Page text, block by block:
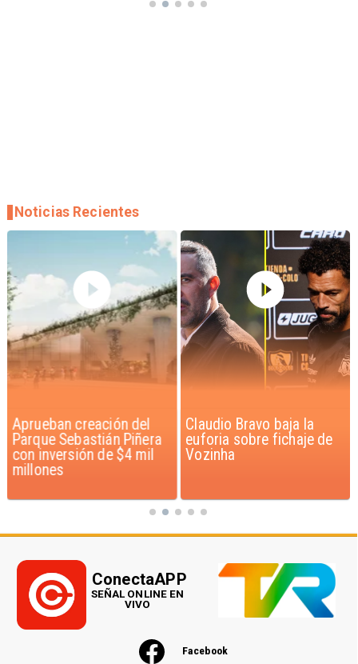
Aprueban creación del
Parque Sebastián Piñera
con inversión de $4 mil
millones
Claudio Bravo baja la
euforia sobre fichaje de
Vozinha
Noticias Recientes
Facebook
ConectaAPP
SEÑAL ONLINE EN
VIVO